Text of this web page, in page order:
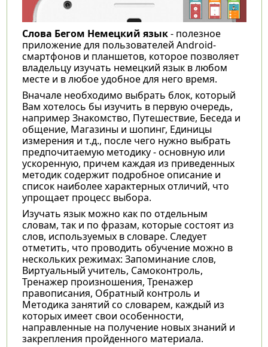
Слова Бегом Немецкий язык- полезное
приложение для пользователей Android-
смартфонов и планшетов, которое позволяет
владельцу изучать немецкий язык в любом
месте и в любое удобное для него время.
Вначале необходимо выбрать блок, который
Вам хотелось бы изучить в первую очередь,
например Знакомство, Путешествие, Беседа и
общение, Магазины и шопинг, Единицы
измерения и т.д., после чего нужно выбрать
предпочитаемую методику - основную или
ускоренную, причем каждая из приведенных
методик содержит подробное описание и
список наиболее характерных отличий, что
упрощает процесс выбора.
Изучать язык можно как по отдельным
словам, так и по фразам, которые состоят из
слов, используемых в словаре. Следует
отметить, что проводить обучение можно в
нескольких режимах: Запоминание слов,
Виртуальный учитель, Самоконтроль,
Тренажер произношения, Тренажер
правописания, Обратный контроль и
Методика занятий со словарем, каждый из
которых имеет свои особенности,
направленные на получение новых знаний и
закрепления пройденного материала.